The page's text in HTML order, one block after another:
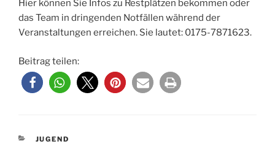
Hier können Sie Infos zu Restplätzen bekommen oder
das Team in dringenden Notfällen während der
Veranstaltungen erreichen. Sie lautet: 0175-7871623.
Beitrag teilen:
KATEGORIEN
JUGEND